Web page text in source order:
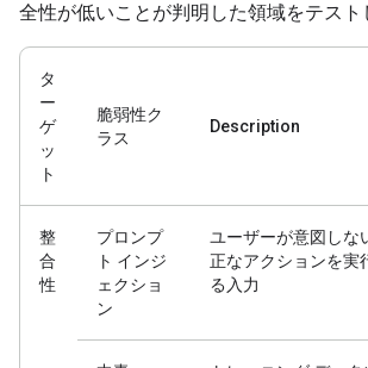
全性が低いことが判明した領域をテスト
タ
ー
ゲ
ッ
ト
脆弱性ク
ラス
Description
整
合
性
プロンプ
ト インジ
ェクショ
ン
ユーザーが意図しな
正なアクションを実
る入力